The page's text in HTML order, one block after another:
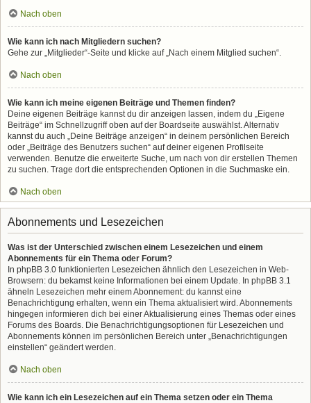
Nach oben
Wie kann ich nach Mitgliedern suchen?
Gehe zur „Mitglieder“-Seite und klicke auf „Nach einem Mitglied suchen“.
Nach oben
Wie kann ich meine eigenen Beiträge und Themen finden?
Deine eigenen Beiträge kannst du dir anzeigen lassen, indem du „Eigene
Beiträge“ im Schnellzugriff oben auf der Boardseite auswählst. Alternativ
kannst du auch „Deine Beiträge anzeigen“ in deinem persönlichen Bereich
oder „Beiträge des Benutzers suchen“ auf deiner eigenen Profilseite
verwenden. Benutze die erweiterte Suche, um nach von dir erstellen Themen
zu suchen. Trage dort die entsprechenden Optionen in die Suchmaske ein.
Nach oben
Abonnements und Lesezeichen
Was ist der Unterschied zwischen einem Lesezeichen und einem
Abonnements für ein Thema oder Forum?
In phpBB 3.0 funktionierten Lesezeichen ähnlich den Lesezeichen in Web-
Browsern: du bekamst keine Informationen bei einem Update. In phpBB 3.1
ähneln Lesezeichen mehr einem Abonnement: du kannst eine
Benachrichtigung erhalten, wenn ein Thema aktualisiert wird. Abonnements
hingegen informieren dich bei einer Aktualisierung eines Themas oder eines
Forums des Boards. Die Benachrichtigungsoptionen für Lesezeichen und
Abonnements können im persönlichen Bereich unter „Benachrichtigungen
einstellen“ geändert werden.
Nach oben
Wie kann ich ein Lesezeichen auf ein Thema setzen oder ein Thema